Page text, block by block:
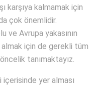
karşıya kalmamak için
çok önemlidir.
ve Avrupa yakasının
almak için de gerekli tüm
tanımaktayız.
içerisinde yer alması